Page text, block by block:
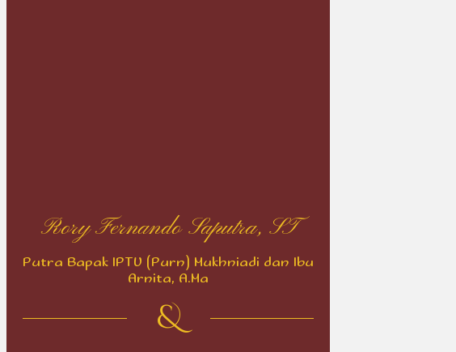
Rory Fernando Saputra, ST
Putra Bapak IPTU (Purn) Mukhniadi dan Ibu
Arnita, A.Ma
&